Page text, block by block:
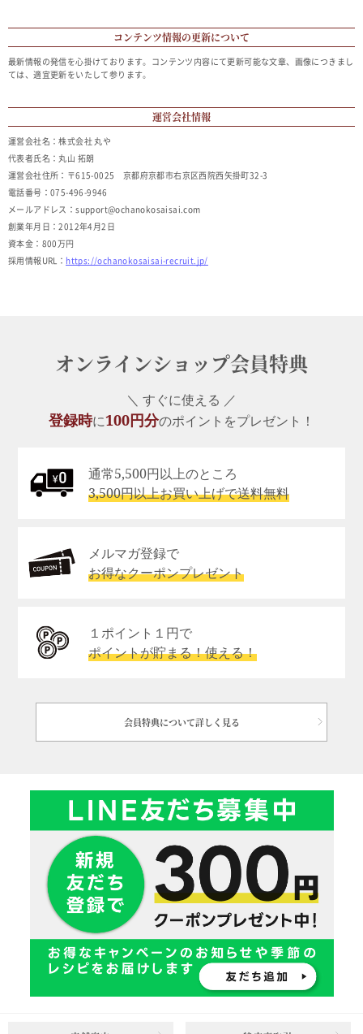
コンテンツ情報の更新について
最新情報の発信を心掛けております。コンテンツ内容にて更新可能な文章、画像につきまし
ては、適宜更新をいたして参ります。
運営会社情報
運営会社名：株式会社 丸や
代表者氏名：丸山 拓朗
運営会社住所：〒615-0025 京都府京都市右京区西院西矢掛町32-3
電話番号：075-496-9946
メールアドレス：support@ochanokosaisai.com
創業年月日：2012年4月2日
資本金：800万円
採用情報URL： https://ochanokosaisai-recruit.jp/
オンラインショップ会員特典
＼ すぐに使える ／
登録時に100円分のポイントをプレゼント！
通常5,500円以上のところ
3,500円以上お買い上げで送料無料
メルマガ登録で
お得なクーポンプレゼント
１ポイント１円で
ポイントが貯まる！使える！
会員特典について詳しく見る